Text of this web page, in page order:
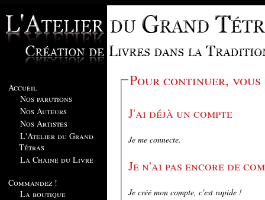
Accueil
Nos parutions
Nos Auteurs
Nos Artistes
L'Atelier du Grand
Tétras
La Chaine du Livre
Commandez !
La boutique
Pour continuer, vous
J'ai déjà un compte
Je me connecte.
Je n'ai pas encore de
Je créé mon compte, c'est rapide !